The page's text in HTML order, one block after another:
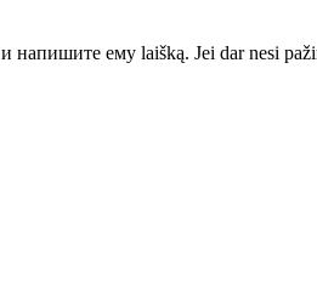
и напишите ему laišką. Jei dar nesi